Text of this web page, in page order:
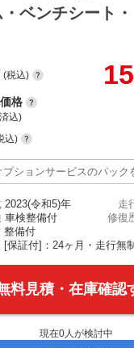
ベンチシート・
(税込)
格
込)
込)
プションサービスのパック
2023(令和5)年 走
車検整備付 修復
整備付
[保証付]：24ヶ月・走行無
料見積・在庫確認
現在0人が検討中